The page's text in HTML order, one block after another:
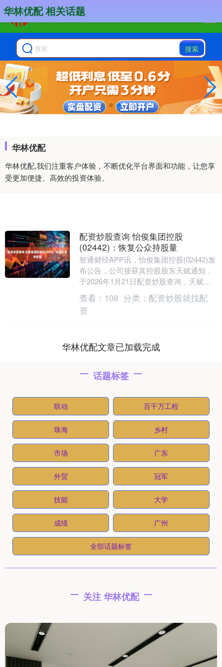
搜索
华林优配
华林优配,我们注重客户体验，不断优化平台界面和功能，让您享
受更加便捷、高效的投资体验。
华林优配 相关话题
配资炒股查询 怡俊集团控股
(02442)：恢复公众持股量
智通财经APP讯，怡俊集团控股(02442)发
布公告，公司接获其控股股东天赋通知，
于2026年1月21日配资炒股查询，天赋于
市场上出售合共一手2000股股份，占....
查看： 108 分类： 配资炒股就找配
资
华林优配文章已加载完成
话题标签
联动 百千万工程
珠海 乡村
市场 广东
外贸 冠军
技能 大学
成绩 广州
全部话题标签
关注 华林优配